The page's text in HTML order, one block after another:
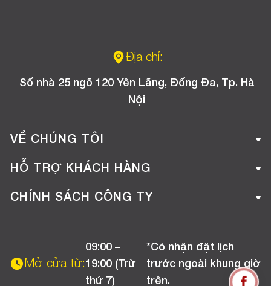
Địa chỉ:
Số nhà 25 ngõ 120 Yên Lãng, Đống Đa, Tp. Hà
Nội
VỀ CHÚNG TÔI
Giới thiệu công ty
Tuyển dụng
HỖ TRỢ KHÁCH HÀNG
Hướng dẫn mua hàng online
Chương trình khuyến mãi
CHÍNH SÁCH CÔNG TY
Chính sách bảo hành
Mở cửa từ:
09:00 –
19:00 (Trừ
thứ 7)
*Có nhận đặt lịch
trước ngoài khung giờ
trên.